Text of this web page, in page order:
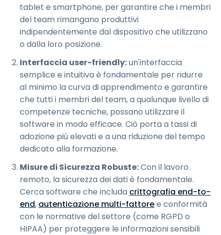
tablet e smartphone, per garantire che i membri
del team rimangano produttivi
indipendentemente dal dispositivo che utilizzano
o dalla loro posizione.
Interfaccia user-friendly:un'interfaccia
semplice e intuitiva è fondamentale per ridurre
al minimo la curva di apprendimento e garantire
che tutti i membri del team, a qualunque livello di
competenze tecniche, possano utilizzare il
software in modo efficace. Ciò porta a tassi di
adozione più elevati e a una riduzione del tempo
dedicato alla formazione.
Misure di Sicurezza Robuste:Con il lavoro
remoto, la sicurezza dei dati è fondamentale.
Cerca software che includa crittografia end-to-
end, autenticazione multi-fattoree conformità
con le normative del settore (come RGPD o
HIPAA) per proteggere le informazioni sensibili